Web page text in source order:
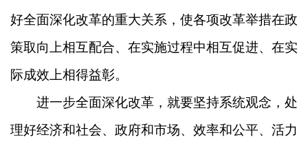
好全面深化改革的重大关系，使各项改革举措在政
策取向上相互配合、在实施过程中相互促进、在实
际成效上相得益彰。
进一步全面深化改革，就要坚持系统观念，处
理好经济和社会、政府和市场、效率和公平、活力